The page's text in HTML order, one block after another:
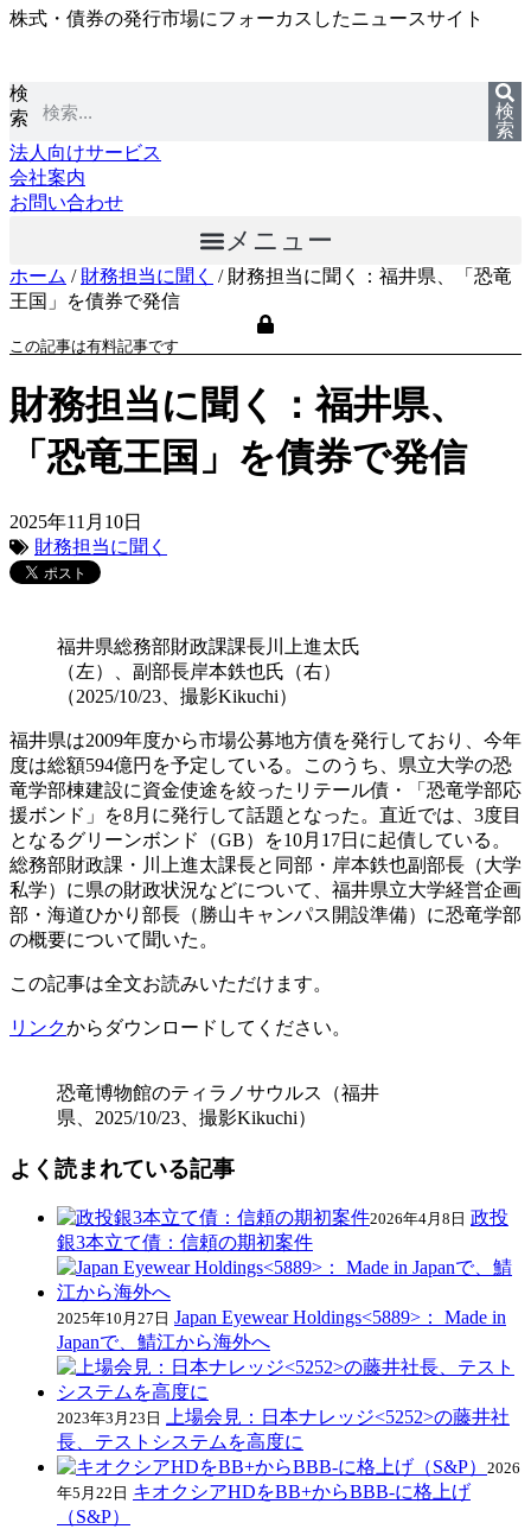
コ
ン
ツ
に
ス
キ
ッ
株式・債券の発行市場にフォーカスしたニュースサイト
検
索
検
索
法人向けサービス
会社案内
お問い合わせ
メニュー
ホーム / 財務担当に聞く / 財務担当に聞く：福井県、「恐竜
王国」を債券で発信
この記事は有料記事です
財務担当に聞く：福井県、
「恐竜王国」を債券で発信
2025年11月10日
財務担当に聞く
福井県総務部財政課課長川上進太氏
（左）、副部長岸本鉄也氏（右）
（2025/10/23、撮影Kikuchi）
福井県は2009年度から市場公募地方債を発行しており、今年
度は総額594億円を予定している。このうち、県立大学の恐
竜学部棟建設に資金使途を絞ったリテール債・「恐竜学部応
援ボンド」を8月に発行して話題となった。直近では、3度目
となるグリーンボンド（GB）を10月17日に起債している。
総務部財政課・川上進太課長と同部・岸本鉄也副部長（大学
私学）に県の財政状況などについて、福井県立大学経営企画
部・海道ひかり部長（勝山キャンパス開設準備）に恐竜学部
の概要について聞いた。
この記事は全文お読みいただけます。
リンクからダウンロードしてください。
恐竜博物館のティラノサウルス（福井
県、2025/10/23、撮影Kikuchi）
よく読まれている記事
2026年4月8日 政投
銀3本立て債：信頼の期初案件
2025年10月27日 Japan Eyewear Holdings<5889>： Made in
Japanで、鯖江から海外へ
2023年3月23日
上場会見：日本ナレッジ<5252>の藤井社
長、テストシステムを高度に
2026
年5月22日 キオクシアHDをBB+からBBB-に格上げ
（S&P）